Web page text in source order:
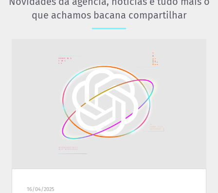
que achamos bacana compartilhar
16/04/2025